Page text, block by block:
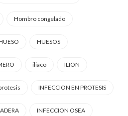
Hombro congelado
HUESOS
iliaco ILION
INFECCION EN PROTESIS
INFECCION OSEA